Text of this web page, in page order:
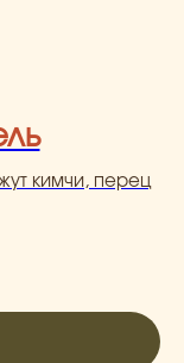
кимчи, перец